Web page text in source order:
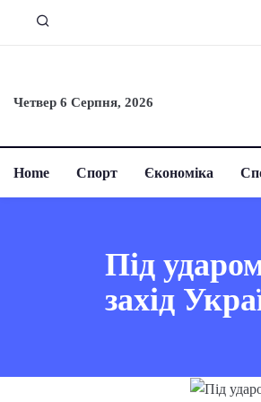
Четвер 6 Серпня, 2026
Home Спорт Єкономіка
Під
захід